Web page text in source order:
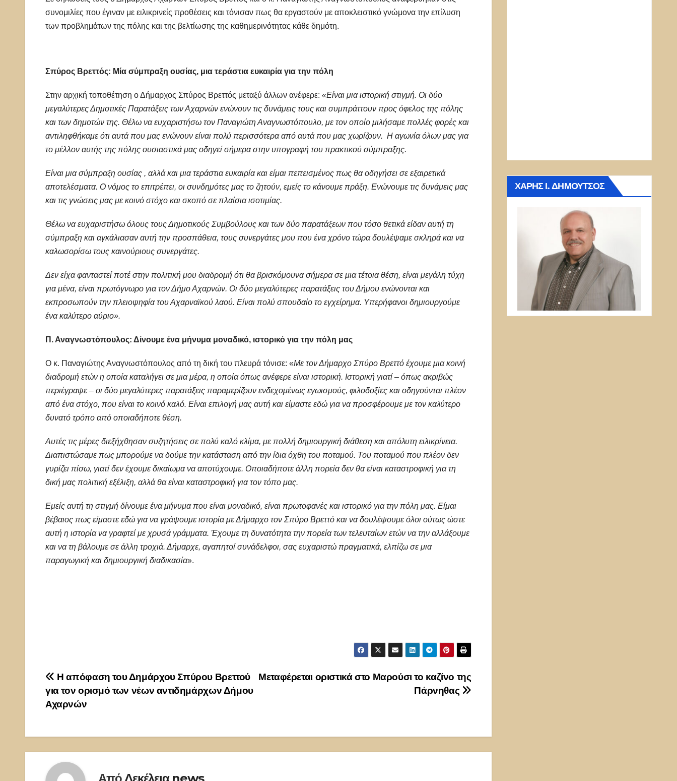
συνομιλίες που έγιναν με ειλικρινείς προθέσεις και τόνισαν πως θα εργαστούν με αποκλειστικό γνώμονα την επίλυση
των προβλημάτων της πόλης και της βελτίωσης της καθημερινότητας κάθε δημότη.
Σπύρος Βρεττός: Μία σύμπραξη ουσίας, μια τεράστια ευκαιρία για την πόλη
Στην αρχική τοποθέτηση ο Δήμαρχος Σπύρος Βρεττός μεταξύ άλλων ανέφερε: «Είναι μια ιστορική στιγμή. Οι δύο
μεγαλύτερες Δημοτικές Παρατάξεις των Αχαρνών ενώνουν τις δυνάμεις τους και συμπράττουν προς όφελος της πόλης
και των δημοτών της. Θέλω να ευχαριστήσω τον Παναγιώτη Αναγνωστόπουλο, με τον οποίο μιλήσαμε πολλές φορές και
αντιληφθήκαμε ότι αυτά που μας ενώνουν είναι πολύ περισσότερα από αυτά που μας χωρίζουν. Η αγωνία όλων μας για
το μέλλον αυτής της πόλης ουσιαστικά μας οδηγεί σήμερα στην υπογραφή του πρακτικού σύμπραξης.
Είναι μια σύμπραξη ουσίας , αλλά και μια τεράστια ευκαιρία και είμαι πεπεισμένος πως θα οδηγήσει σε εξαιρετικά
αποτελέσματα. Ο νόμος το επιτρέπει, οι συνδημότες μας το ζητούν, εμείς το κάνουμε πράξη. Ενώνουμε τις δυνάμεις μας
και τις γνώσεις μας με κοινό στόχο και σκοπό σε πλαίσια ισοτιμίας.
Θέλω να ευχαριστήσω όλους τους Δημοτικούς Συμβούλους και των δύο παρατάξεων που τόσο θετικά είδαν αυτή τη
σύμπραξη και αγκάλιασαν αυτή την προσπάθεια, τους συνεργάτες μου που ένα χρόνο τώρα δουλέψαμε σκληρά και να
καλωσορίσω τους καινούριους συνεργάτες.
Δεν είχα φανταστεί ποτέ στην πολιτική μου διαδρομή ότι θα βρισκόμουνα σήμερα σε μια τέτοια θέση, είναι μεγάλη τύχη
για μένα, είναι πρωτόγνωρο για τον Δήμο Αχαρνών. Οι δύο μεγαλύτερες παρατάξεις του Δήμου ενώνονται και
εκπροσωπούν την πλειοψηφία του Αχαρναϊκού λαού. Είναι πολύ σπουδαίο το εγχείρημα. Υπερήφανοι δημιουργούμε
ένα καλύτερο αύριο».
Π. Αναγνωστόπουλος: Δίνουμε ένα μήνυμα μοναδικό, ιστορικό για την πόλη μας
Ο κ. Παναγιώτης Αναγνωστόπουλος από τη δική του πλευρά τόνισε: «Με τον Δήμαρχο Σπύρο Βρεττό έχουμε μια κοινή
διαδρομή ετών η οποία καταλήγει σε μια μέρα, η οποία όπως ανέφερε είναι ιστορική. Ιστορική γιατί – όπως ακριβώς
περιέγραψε – οι δύο μεγαλύτερες παρατάξεις παραμερίζουν ενδεχομένως εγωισμούς, φιλοδοξίες και οδηγούνται πλέον
από ένα στόχο, που είναι το κοινό καλό. Είναι επιλογή μας αυτή και είμαστε εδώ για να προσφέρουμε με τον καλύτερο
δυνατό τρόπο από οποιαδήποτε θέση.
Αυτές τις μέρες διεξήχθησαν συζητήσεις σε πολύ καλό κλίμα, με πολλή δημιουργική διάθεση και απόλυτη ειλικρίνεια.
Διαπιστώσαμε πως μπορούμε να δούμε την κατάσταση από την ίδια όχθη του ποταμού. Του ποταμού που πλέον δεν
γυρίζει πίσω, γιατί δεν έχουμε δικαίωμα να αποτύχουμε. Οποιαδήποτε άλλη πορεία δεν θα είναι καταστροφική για τη
δική μας πολιτική εξέλιξη, αλλά θα είναι καταστροφική για τον τόπο μας.
Εμείς αυτή τη στιγμή δίνουμε ένα μήνυμα που είναι μοναδικό, είναι πρωτοφανές και ιστορικό για την πόλη μας. Είμαι
βέβαιος πως είμαστε εδώ για να γράψουμε ιστορία με Δήμαρχο τον Σπύρο Βρεττό και να δουλέψουμε όλοι ούτως ώστε
αυτή η ιστορία να γραφτεί με χρυσά γράμματα. Έχουμε τη δυνατότητα την πορεία των τελευταίων ετών να την αλλάξουμε
και να τη βάλουμε σε άλλη τροχιά. Δήμαρχε, αγαπητοί συνάδελφοι, σας ευχαριστώ πραγματικά, ελπίζω σε μια
παραγωγική και δημιουργική διαδικασία».
Πλοήγηση
άρθρων
Μεταφέρεται οριστικά στο Μαρούσι το καζίνο της
Πάρνηθας
Η απόφαση του Δημάρχου Σπύρου Βρεττού
για τον ορισμό των νέων αντιδημάρχων Δήμου
Αχαρνών
ΧΆΡΗΣ Ι. ΔΗΜΟΎΤΣΟΣ